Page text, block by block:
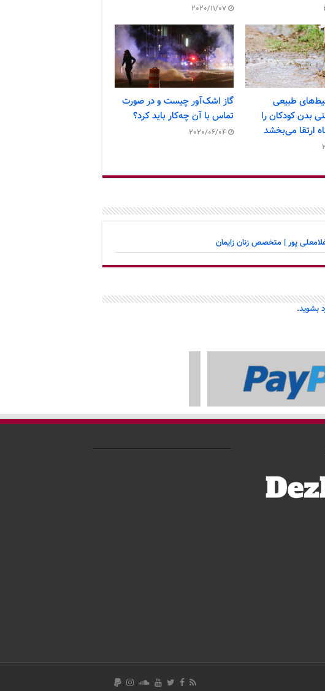
2020/11/07
طبیعی
بدن کودکان را
ارتقا می‌بخشد
گاز اشک‌آور چیست و در صورت
تماس با آن چه‌کار باید کرد؟
2020/06/04
پور | متخصص زنان زایمان
بشوید.